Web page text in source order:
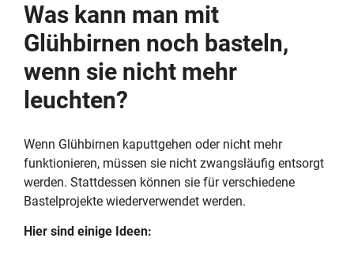
Was kann man mit
Glühbirnen noch basteln,
wenn sie nicht mehr
leuchten?
Wenn Glühbirnen kaputtgehen oder nicht mehr
funktionieren, müssen sie nicht zwangsläufig entsorgt
werden. Stattdessen können sie für verschiedene
Bastelprojekte wiederverwendet werden.
Hier sind einige Ideen: